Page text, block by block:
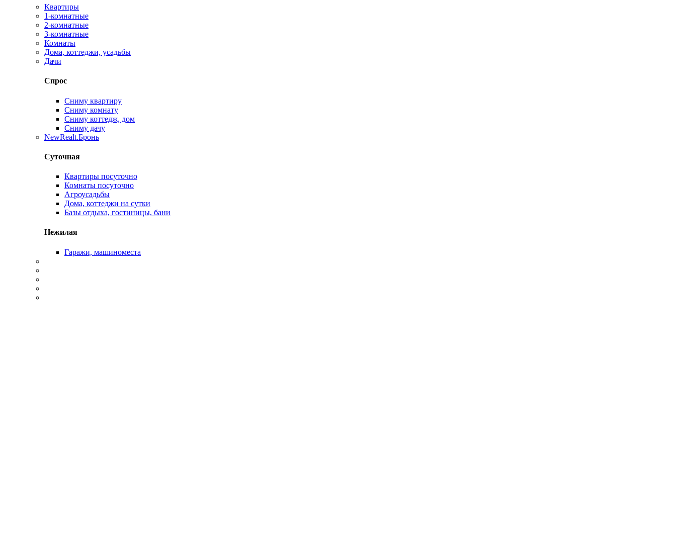
Квартиры
1-комнатные
2-комнатные
3-комнатные
Комнаты
Дома, коттеджи, усадьбы
Дачи
Спрос
Сниму квартиру
Сниму комнату
Сниму коттедж, дом
Сниму дачу
NewRealt.Бронь
Суточная
Квартиры посуточно
Комнаты посуточно
Агроусадьбы
Дома, коттеджи на сутки
Базы отдыха, гостиницы, бани
Нежилая
Гаражи, машиноместа